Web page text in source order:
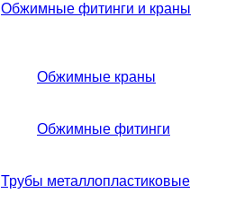
Обжимные фитинги и краны
Обжимные краны
Обжимные фитинги
Трубы металлопластиковые